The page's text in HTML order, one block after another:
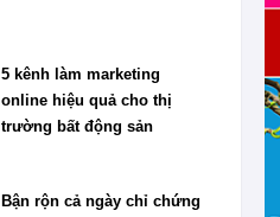
5 kênh làm marketing
online hiệu quả cho thị
trường bất động sản
Bận rộn cả ngày chỉ chứng